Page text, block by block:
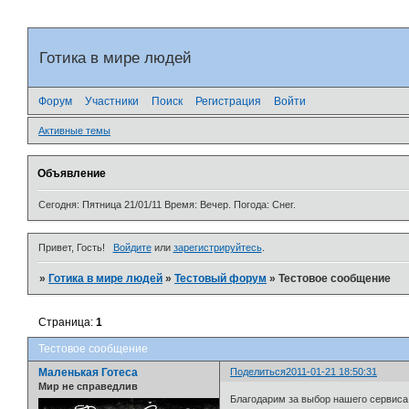
Готика в мире людей
Форум Участники Поиск Регистрация Войти
Активные темы
Объявление
Сегодня: Пятница 21/01/11 Время: Вечер. Погода: Снег.
Привет, Гость! Войдитеили зарегистрируйтесь.
» Готика в мире людей »Тестовый форум »Тестовое сообщение
Тестовое сообщение
Страница:1
Поделиться2011-01-21 18:50:31
Маленькая Готеса
Мир не справедлив
Благодарим за выбор нашего